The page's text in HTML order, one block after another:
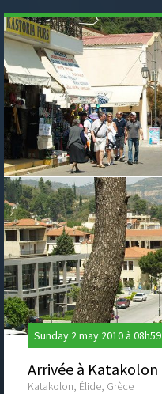
Sunday 2 may 2010 à 08h59
Arrivée à Katakolon
Katakolon, Élide, Grèce